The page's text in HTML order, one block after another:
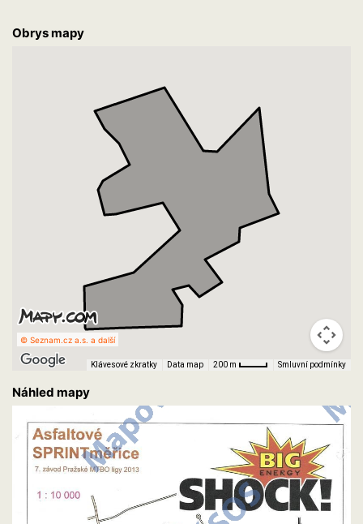
Obrys mapy
Klávesové zkratky Data map 200 m Smluvní podmínky
© Seznam.cz a.s. a další
Náhled mapy